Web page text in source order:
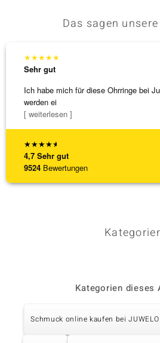
Das sagen
★★★★★
4,7 Sehr gut
9524 Bewertungen
★★★★★
Sehr gut
Ich habe mich für diese Ohrringe bei
werden ei
[ weiterlesen ]
Kategorien dieses
Schmuck online kaufen bei JUWELO